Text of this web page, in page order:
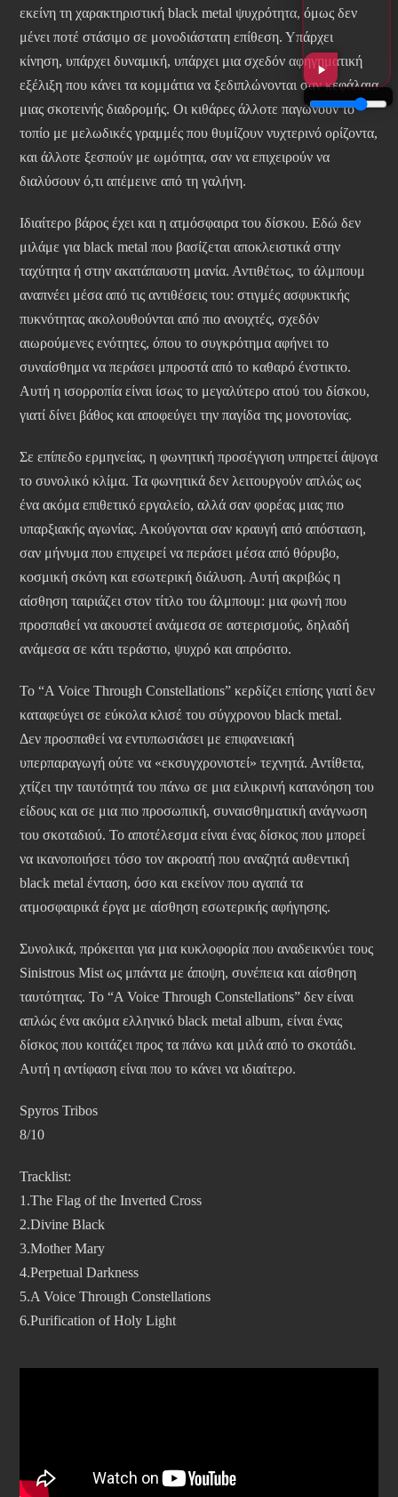
εκείνη τη χαρακτηριστική black metal ψυχρότητα, όμως δεν
μένει ποτέ στάσιμο σε μονοδιάστατη επίθεση. Υπάρχει
κίνηση, υπάρχει δυναμική, υπάρχει μια σχεδόν αφηγηματική
εξέλιξη που κάνει τα κομμάτια να ξεδιπλώνονται σαν κεφάλαια
μιας σκοτεινής διαδρομής. Οι κιθάρες άλλοτε παγώνουν το
τοπίο με μελωδικές γραμμές που θυμίζουν νυχτερινό ορίζοντα,
και άλλοτε ξεσπούν με ωμότητα, σαν να επιχειρούν να
διαλύσουν ό,τι απέμεινε από τη γαλήνη.
Ιδιαίτερο βάρος έχει και η ατμόσφαιρα του δίσκου. Εδώ δεν
μιλάμε για black metal που βασίζεται αποκλειστικά στην
ταχύτητα ή στην ακατάπαυστη μανία. Αντιθέτως, το άλμπουμ
αναπνέει μέσα από τις αντιθέσεις του: στιγμές ασφυκτικής
πυκνότητας ακολουθούνται από πιο ανοιχτές, σχεδόν
αιωρούμενες ενότητες, όπου το συγκρότημα αφήνει το
συναίσθημα να περάσει μπροστά από το καθαρό ένστικτο.
Αυτή η ισορροπία είναι ίσως το μεγαλύτερο ατού του δίσκου,
γιατί δίνει βάθος και αποφεύγει την παγίδα της μονοτονίας.
Σε επίπεδο ερμηνείας, η φωνητική προσέγγιση υπηρετεί άψογα
το συνολικό κλίμα. Τα φωνητικά δεν λειτουργούν απλώς ως
ένα ακόμα επιθετικό εργαλείο, αλλά σαν φορέας μιας πιο
υπαρξιακής αγωνίας. Ακούγονται σαν κραυγή από απόσταση,
σαν μήνυμα που επιχειρεί να περάσει μέσα από θόρυβο,
κοσμική σκόνη και εσωτερική διάλυση. Αυτή ακριβώς η
αίσθηση ταιριάζει στον τίτλο του άλμπουμ: μια φωνή που
προσπαθεί να ακουστεί ανάμεσα σε αστερισμούς, δηλαδή
ανάμεσα σε κάτι τεράστιο, ψυχρό και απρόσιτο.
Το “A Voice Through Constellations” κερδίζει επίσης γιατί δεν
καταφεύγει σε εύκολα κλισέ του σύγχρονου black metal.
Δεν προσπαθεί να εντυπωσιάσει με επιφανειακή
υπερπαραγωγή ούτε να «εκσυγχρονιστεί» τεχνητά. Αντίθετα,
χτίζει την ταυτότητά του πάνω σε μια ειλικρινή κατανόηση του
είδους και σε μια πιο προσωπική, συναισθηματική ανάγνωση
του σκοταδιού. Το αποτέλεσμα είναι ένας δίσκος που μπορεί
να ικανοποιήσει τόσο τον ακροατή που αναζητά αυθεντική
black metal ένταση, όσο και εκείνον που αγαπά τα
ατμοσφαιρικά έργα με αίσθηση εσωτερικής αφήγησης.
Συνολικά, πρόκειται για μια κυκλοφορία που αναδεικνύει τους
Sinistrous Mist ως μπάντα με άποψη, συνέπεια και αίσθηση
ταυτότητας. Το “A Voice Through Constellations” δεν είναι
απλώς ένα ακόμα ελληνικό black metal album, είναι ένας
δίσκος που κοιτάζει προς τα πάνω και μιλά από το σκοτάδι.
Αυτή η αντίφαση είναι που το κάνει να ιδιαίτερο.
Spyros Tribos
8/10
Tracklist:
1.The Flag of the Inverted Cross
2.Divine Black
3.Mother Mary
4.Perpetual Darkness
5.A Voice Through Constellations
6.Purification of Holy Light